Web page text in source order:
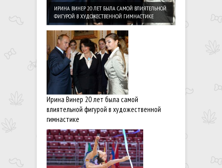
ИРИНА ВИНЕР 20 ЛЕТ БЫЛА САМОЙ ВЛИЯТЕЛЬНОЙ
ФИГУРОЙ В ХУДОЖЕСТВЕННОЙ ГИМНАСТИКЕ
Ирина Винер 20 лет была самой
влиятельной фигурой в художественной
гимнастике